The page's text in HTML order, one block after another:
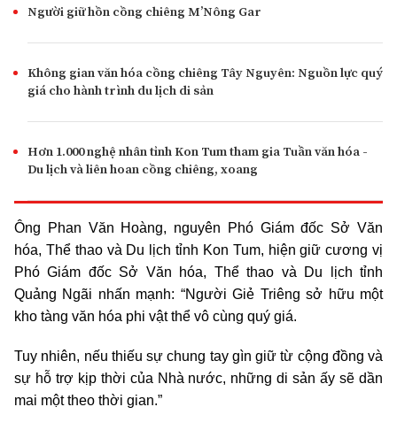
Người giữ hồn cồng chiêng M’Nông Gar
Không gian văn hóa cồng chiêng Tây Nguyên: Nguồn lực quý
giá cho hành trình du lịch di sản
Hơn 1.000 nghệ nhân tỉnh Kon Tum tham gia Tuần văn hóa -
Du lịch và liên hoan cồng chiêng, xoang
Ông Phan Văn Hoàng, nguyên Phó Giám đốc Sở Văn
hóa, Thể thao và Du lịch tỉnh Kon Tum, hiện giữ cương vị
Phó Giám đốc Sở Văn hóa, Thể thao và Du lịch tỉnh
Quảng Ngãi nhấn mạnh: “Người Giẻ Triêng sở hữu một
kho tàng văn hóa phi vật thể vô cùng quý giá.
Tuy nhiên, nếu thiếu sự chung tay gìn giữ từ cộng đồng và
sự hỗ trợ kịp thời của Nhà nước, những di sản ấy sẽ dần
mai một theo thời gian.”